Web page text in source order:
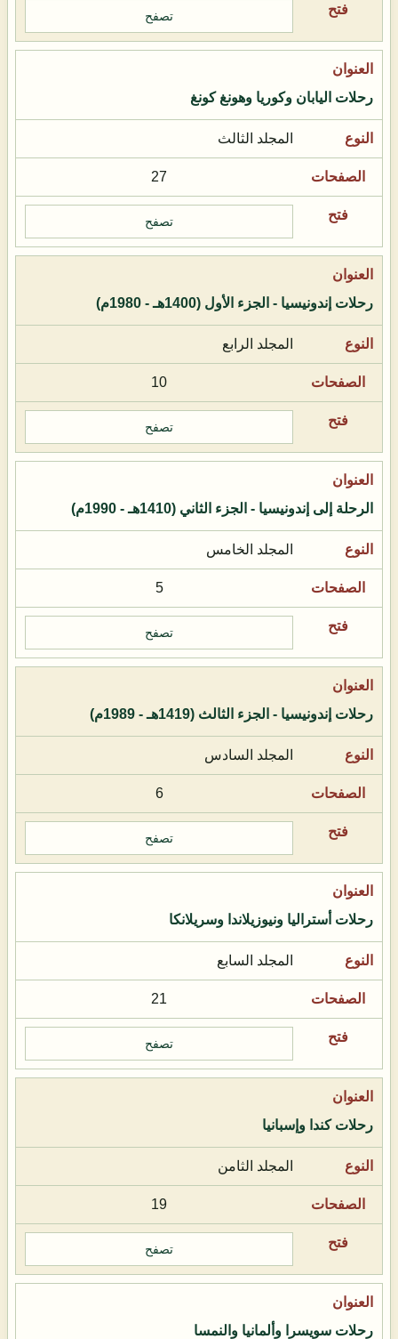
تصفح
رحلات اليابان وكوريا وهونغ كونغ
المجلد الثالث
27
تصفح
رحلات إندونيسيا - الجزء الأول (1400هـ - 1980م)
المجلد الرابع
10
تصفح
الرحلة إلى إندونيسيا - الجزء الثاني (1410هـ - 1990م)
المجلد الخامس
5
تصفح
رحلات إندونيسيا - الجزء الثالث (1419هـ - 1989م)
المجلد السادس
6
تصفح
رحلات أستراليا ونيوزيلاندا وسريلانكا
المجلد السابع
21
تصفح
رحلات كندا وإسبانيا
المجلد الثامن
19
تصفح
رحلات سويسرا وألمانيا والنمسا